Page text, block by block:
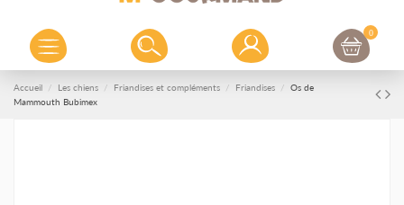
0
Accueil Les chiens Friandises et compléments Friandises
Os de
Mammouth Bubimex